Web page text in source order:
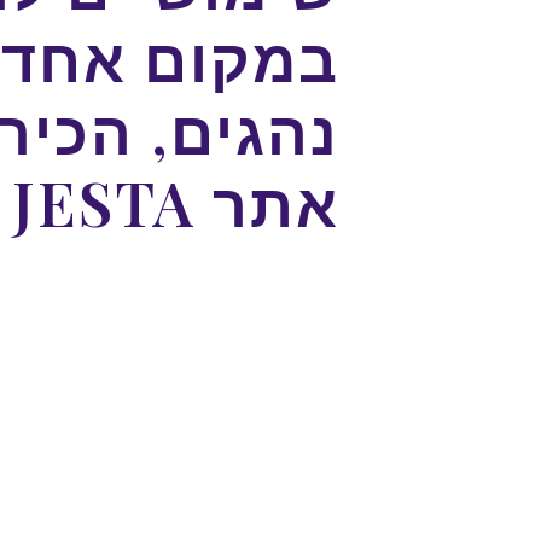
במקום
נהגים,
אתר JESTA